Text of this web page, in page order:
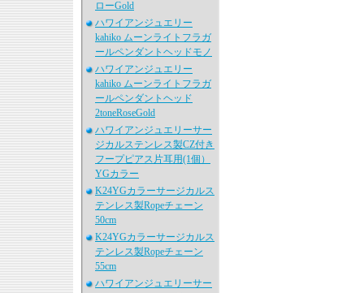
ローGold
ハワイアンジュエリー
kahiko ムーンライトフラガ
ールペンダントヘッドモノ
ハワイアンジュエリー
kahiko ムーンライトフラガ
ールペンダントヘッド
2toneRoseGold
ハワイアンジュエリーサー
ジカルステンレス製CZ付き
フープピアス片耳用(1個）
YGカラー
K24YGカラーサージカルス
テンレス製Ropeチェーン
50cm
K24YGカラーサージカルス
テンレス製Ropeチェーン
55cm
ハワイアンジュエリーサー